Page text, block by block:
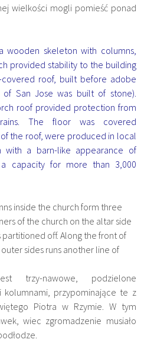
wielkości mogli pomieść ponad
wooden skeleton with columns,
provided stability to the building
roof, built before adobe
San Jose was built of stone).
roof provided protection from
The floor was covered
the roof, were produced in local
with a barn-like appearance of
capacity for more than 3,000
trzy-nawowe, podzielone
kolumnami, przypominające te z
Piotra w Rzymie. W tym
wiec zgromadzenie musiało